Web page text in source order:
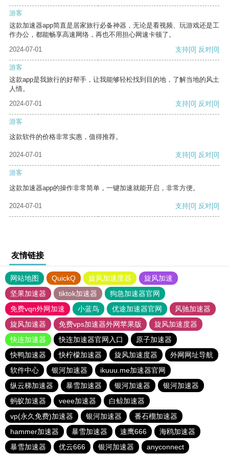
游客
这款加速器app简直是居家旅行必备神器，无论是看视频、玩游戏还是工
作办公，都能畅享高速网络，再也不用担心网速卡顿了。
2024-07-01
支持[0] 反对[0]
游客
这款app是我旅行的好帮手，让我能够轻松找到目的地，了解当地的风土
人情。
2024-07-01
支持[0] 反对[0]
游客
这款软件的价格非常实惠，值得推荐。
2024-07-01 支持[0] 反对[0]
游客
这款加速器app的操作非常简单，一键加速就能开启，非常方便。
2024-07-01 支持[0] 反对[0]
友情链接
网站地图 QuickQ 旋风加速度器
旋风加速
坚果加速器
tiktok加速器
狗急加速器官网
免费vqn外网加速
小蓝鸟 优途加速器官网
风驰加速器
旋风加速器
免费vps加速器外网苹果版
旋风加速度器
快连加速器
快连加速器官网入口
原子加速器
快鸭加速器
快柠檬加速器 旋风加速度器
外网网址导航
软件中心
银河加速器
ikuuu.me加速器官网
纵云梯加速器
暴雪加速器 银河加速器
银河加速器
蚂蚁加速器
veee加速器
白鲸加速器
vp(永久免费)加速器
银河加速器
番石榴加速器
hammer加速器
暴雪加速器 速鹰666
海鸥加速器
暴雪加速器
优云666 银河加速器 anyconnect